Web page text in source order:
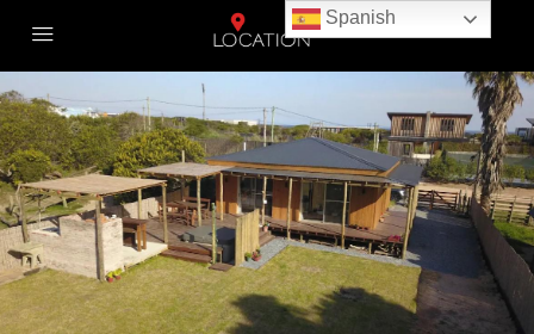
Spanish